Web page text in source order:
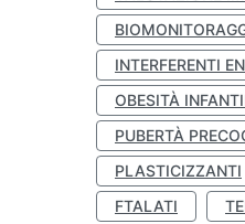
INTERFERENTI
OBESITÀ
PUBERTÀ
PLASTICIZZANTI
FTALATI